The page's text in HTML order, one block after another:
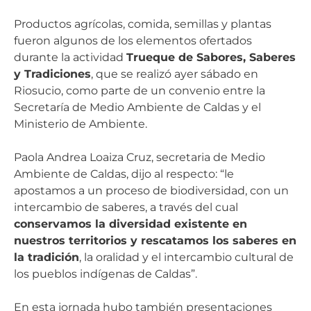
Productos agrícolas, comida, semillas y plantas
fueron algunos de los elementos ofertados
durante la actividad Trueque de Sabores, Saberes
y Tradiciones, que se realizó ayer sábado en
Riosucio, como parte de un convenio entre la
Secretaría de Medio Ambiente de Caldas y el
Ministerio de Ambiente.
Paola Andrea Loaiza Cruz, secretaria de Medio
Ambiente de Caldas, dijo al respecto: “le
apostamos a un proceso de biodiversidad, con un
intercambio de saberes, a través del cual
conservamos la diversidad existente en
nuestros territorios y rescatamos los saberes en
la tradición, la oralidad y el intercambio cultural de
los pueblos indígenas de Caldas”.
En esta jornada hubo también presentaciones